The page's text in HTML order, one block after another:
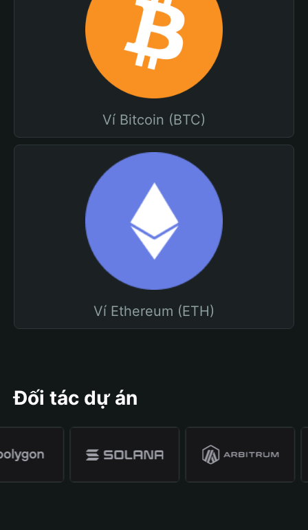
Ví Bitcoin (BTC)
Ví Ethereum (ETH)
Đối tác dự án